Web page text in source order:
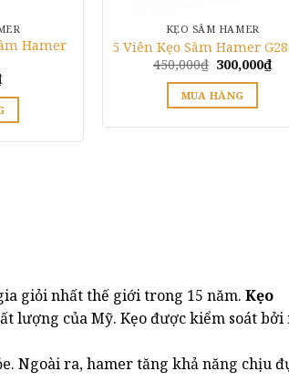
Hamer
KẸO SÂM HAMER
5 Viên Kẹo Sâm Hamer
450,000₫ Giá
là:
450,000₫.
300,000₫Giá
MUA HÀNG
giỏi nhất thế giới trong 15 năm. Kẹo
lượng của Mỹ. Kẹo được kiểm soát bởi
Ngoài ra, hamer tăng khả năng chịu